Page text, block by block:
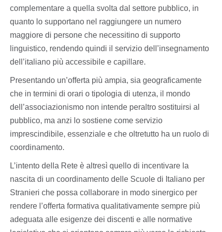
complementare a quella svolta dal settore pubblico, in
quanto lo supportano nel raggiungere un numero
maggiore di persone che necessitino di supporto
linguistico, rendendo quindi il servizio dell’insegnamento
dell’italiano più accessibile e capillare.
Presentando un’offerta più ampia, sia geograficamente
che in termini di orari o tipologia di utenza, il mondo
dell’associazionismo non intende peraltro sostituirsi al
pubblico, ma anzi lo sostiene come servizio
imprescindibile, essenziale e che oltretutto ha un ruolo di
coordinamento.
L’intento della Rete è altresì quello di incentivare la
nascita di un coordinamento delle Scuole di Italiano per
Stranieri che possa collaborare in modo sinergico per
rendere l’offerta formativa qualitativamente sempre più
adeguata alle esigenze dei discenti e alle normative